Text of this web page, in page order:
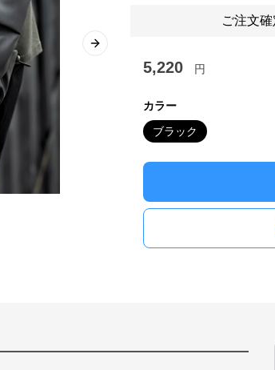
Next slide
ご注文
5,220 円
カラー
ブラック